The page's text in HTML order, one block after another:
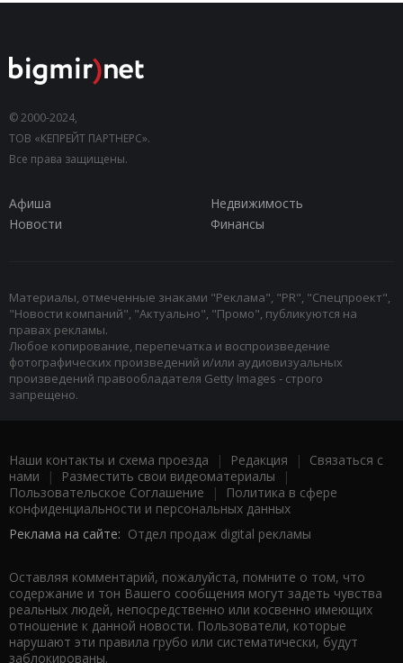
© 2000-2024,
ТОВ «КЕПРЕЙТ ПАРТНЕРС».
Все права защищены.
Афиша
Недвижимость
Новости
Финансы
Материалы, отмеченные знаками "Реклама", "PR", "Спецпроект",
"Новости компаний", "Актуально", "Промо", публикуются на
правах рекламы.
Любое копирование, перепечатка и воспроизведение
фотографических произведений и/или аудиовизуальных
произведений правообладателя Getty Images - строго
запрещено.
Наши контакты и схема проезда | Редакция | Связаться с
нами | Разместить свои видеоматериалы |
Пользовательское Соглашение |
Политика в сфере
конфиденциальности и персональных данных
Реклама на сайте: Отдел продаж digital рекламы
Оставляя комментарий, пожалуйста, помните о том, что
содержание и тон Вашего сообщения могут задеть чувства
реальных людей, непосредственно или косвенно имеющих
отношение к данной новости. Пользователи, которые
нарушают эти правила грубо или систематически, будут
заблокированы.